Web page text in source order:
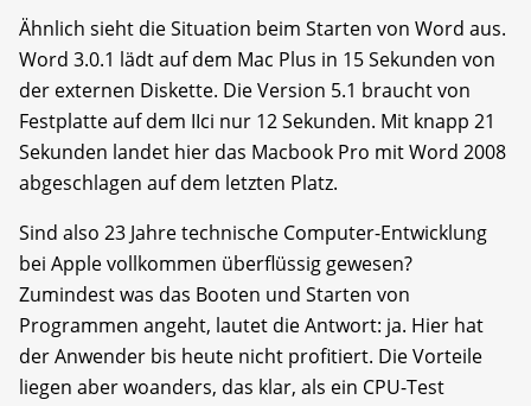
Ähnlich sieht die Situation beim Starten von Word aus.
Word 3.0.1 lädt auf dem Mac Plus in 15 Sekunden von
der externen Diskette. Die Version 5.1 braucht von
Festplatte auf dem IIci nur 12 Sekunden. Mit knapp 21
Sekunden landet hier das Macbook Pro mit Word 2008
abgeschlagen auf dem letzten Platz.
Sind also 23 Jahre technische Computer-Entwicklung
bei Apple vollkommen überflüssig gewesen?
Zumindest was das Booten und Starten von
Programmen angeht, lautet die Antwort: ja. Hier hat
der Anwender bis heute nicht profitiert. Die Vorteile
liegen aber woanders, das klar, als ein CPU-Test